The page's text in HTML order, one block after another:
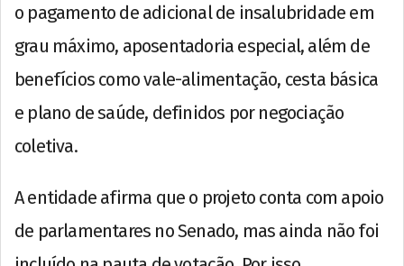
o pagamento de adicional de insalubridade em
grau máximo, aposentadoria especial, além de
benefícios como vale-alimentação, cesta básica
e plano de saúde, definidos por negociação
coletiva.
A entidade afirma que o projeto conta com apoio
de parlamentares no Senado, mas ainda não foi